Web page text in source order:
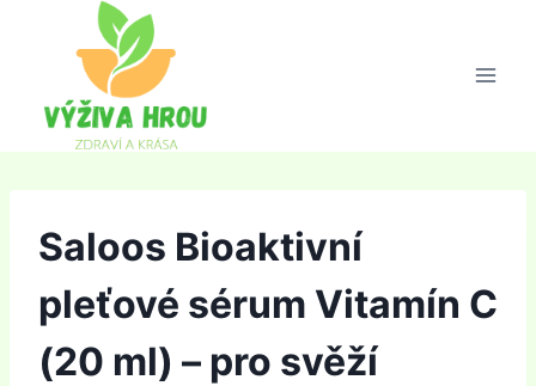
Saloos Bioaktivní
pleťové sérum Vitamín C
(20 ml) – pro svěží